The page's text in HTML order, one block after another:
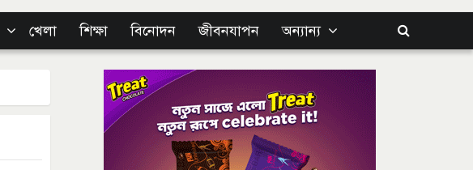
খেলা শিক্ষা বিনোদন জীবনযাপন অন্যান্য